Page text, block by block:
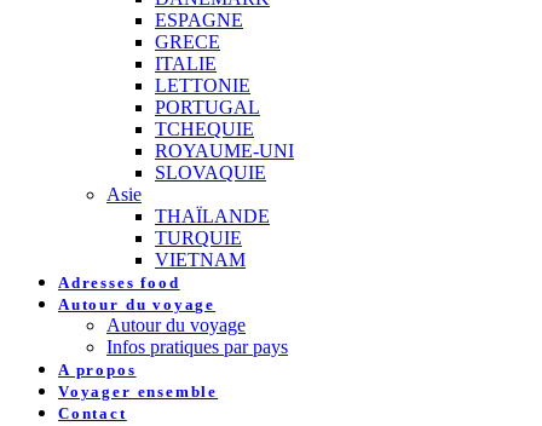
ESPAGNE
GRECE
ITALIE
LETTONIE
PORTUGAL
TCHEQUIE
ROYAUME-UNI
SLOVAQUIE
Asie
THAÏLANDE
TURQUIE
VIETNAM
Adresses food
Autour du voyage
Autour du voyage
Infos pratiques par pays
A propos
Voyager ensemble
Contact